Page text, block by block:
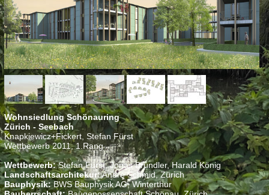
Wohnsiedlung Schönauring
Zürich - Seebach
Knapkiewicz+Fickert, Stefan Fürst
Wettbewerb 2011, 1.Rang
Wettbewerb:Stefan Fürst, Jonas Bründler, Harald König
Landschaftsarchitekur:André Schmid, Zürich
Bauphysik:BWS Bauphysik AG, Winterthur